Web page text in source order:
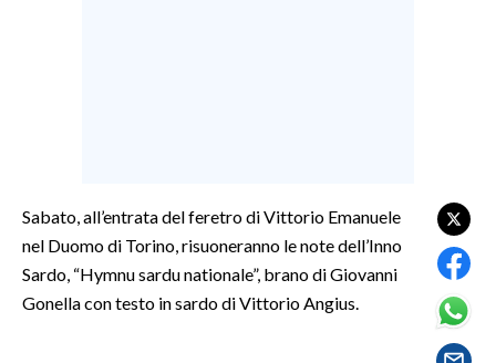
CULTURA
Sabato, all’entrata del feretro di Vittorio Emanuele
nel Duomo di Torino, risuoneranno le note dell’Inno
Sardo, “Hymnu sardu nationale”, brano di Giovanni
Gonella con testo in sardo di Vittorio Angius.